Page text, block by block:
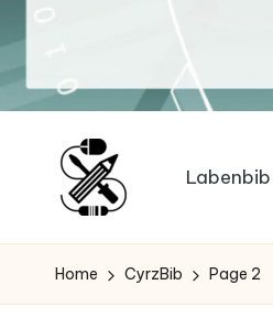
L
a
ce
que
Labenbib
Home CyrzBib Page 2